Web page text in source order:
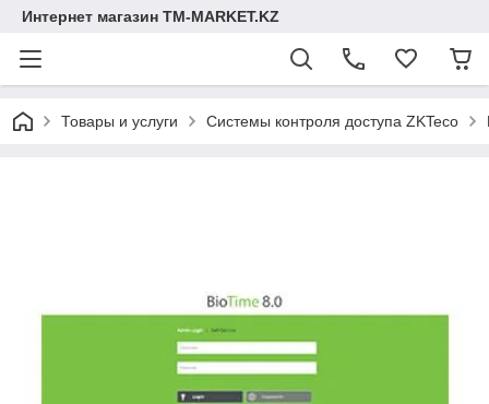
Интернет магазин TM-MARKET.KZ
Товары и услуги Cистемы контроля доступа ZKTeco